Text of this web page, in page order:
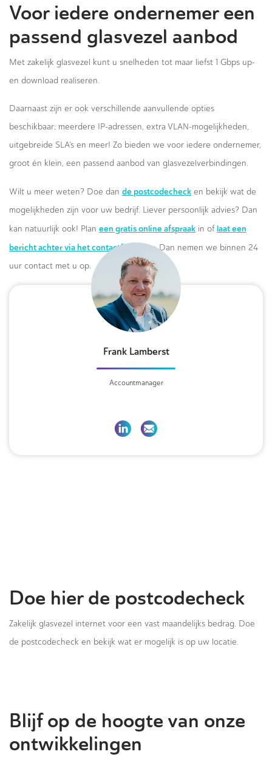
Voor iedere ondernemer een
passend glasvezel aanbod
Met zakelijk glasvezel kunt u snelheden tot maar liefst 1 Gbps up-
en download realiseren.
Daarnaast zijn er ook verschillende aanvullende opties
beschikbaar; meerdere IP-adressen, extra VLAN-mogelijkheden,
uitgebreide SLA’s en meer! Zo bieden we voor iedere ondernemer,
groot én klein, een passend aanbod van glasvezelverbindingen.
Wilt u meer weten? Doe dan de postcodecheck en bekijk wat de
mogelijkheden zijn voor uw bedrijf. Liever persoonlijk advies? Dan
kan natuurlijk ook! Plan een gratis online afspraak in of laat een
bericht achter via het contactformulier.Dan nemen we binnen 24
uur contact met u op.
Frank Lamberst
Accountmanager
Doe hier de postcodecheck
Zakelijk glasvezel internet voor een vast maandelijks bedrag. Doe
de postcodecheck en bekijk wat er mogelijk is op uw locatie.
Blijf op de hoogte van onze
ontwikkelingen